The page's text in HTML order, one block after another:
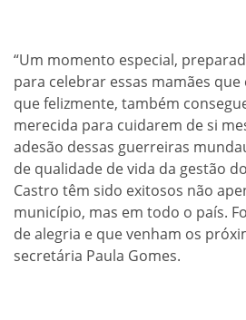
“Um momento especial,
para celebrar essas mamães
que felizmente, também
merecida para cuidarem de si
adesão dessas guerreiras
de qualidade de vida da gestão
Castro têm sido exitosos não
município, mas em todo o país.
de alegria e que venham os
secretária Paula Gomes.